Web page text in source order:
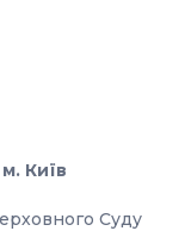
року
Суду